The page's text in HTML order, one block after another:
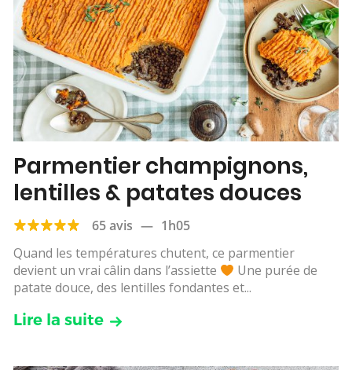
Parmentier champignons,
lentilles & patates douces
65 avis — 1h05
Quand les températures chutent, ce parmentier
devient un vrai câlin dans l’assiette
Une purée de
patate douce, des lentilles fondantes et...
Lire la suite